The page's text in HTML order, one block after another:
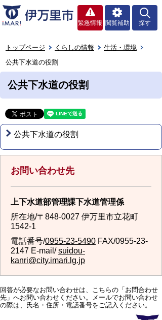
緊急情報 閲覧補助 探す
トップページ くらしの情報
生活・環境
公共下水道の役割
公共下水道の役割
公共下水道の役割
お問い合わせ先
上下水道部管理課下水道管理係
所在地/〒848-0027 伊万里市立花町
1542-1
電話番号/0955-23-5490 FAX/0955-23-
2147 E-mail/suidou-
kanri@city.imari.lg.jp
回答が必要なお問い合わせは、こちらの「お問合わせ
先」へお問い合わせください。メールでお問い合わせ
の際は、氏名・住所・電話番号をご記入ください。